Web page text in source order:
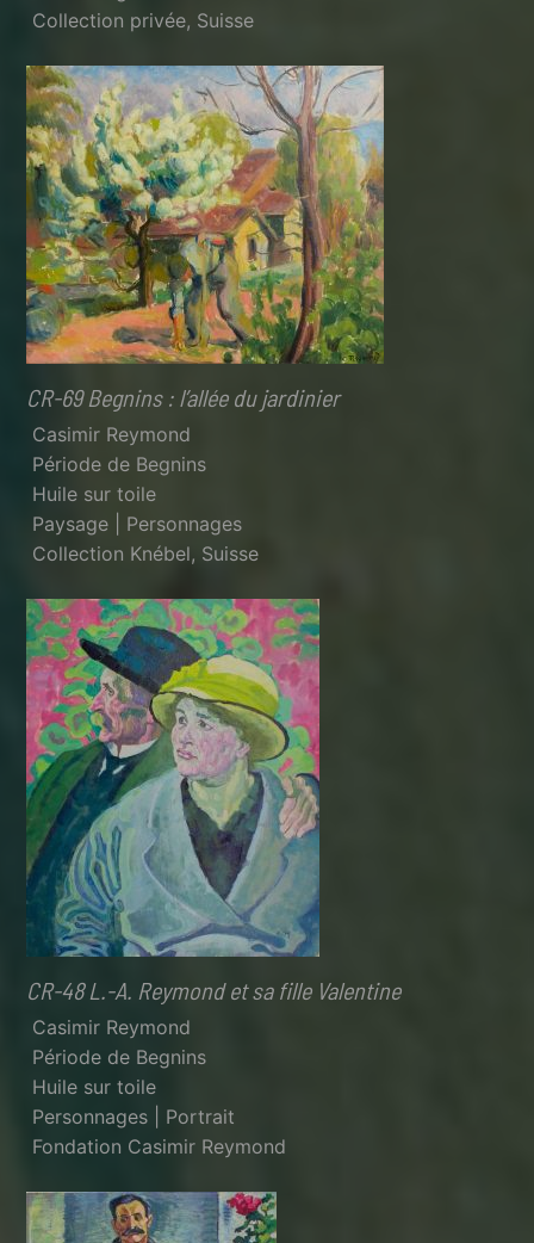
Collection privée, Suisse
CR-69 Begnins : l’allée du jardinier
Casimir Reymond
Période de Begnins
Huile sur toile
Paysage | Personnages
Collection Knébel, Suisse
CR-48 L.-A. Reymond et sa fille Valentine
Casimir Reymond
Période de Begnins
Huile sur toile
Personnages | Portrait
Fondation Casimir Reymond